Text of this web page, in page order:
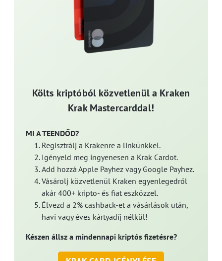
Költs kriptóból közvetlenül a Kraken
Krak Mastercarddal!
MI A TEENDŐD?
Regisztrálj a Krakenre a linkünkkel.
Igényeld meg ingyenesen a Krak Cardot.
Add hozzá Apple Payhez vagy Google Payhez.
Vásárolj közvetlenül Kraken egyenlegedről
akár 400+ kripto- és fiat eszközzel.
Élvezd a 2% cashback-et a vásárlások után,
havi vagy éves kártyadíj nélkül!
Készen állsz a mindennapi kriptós fizetésre?